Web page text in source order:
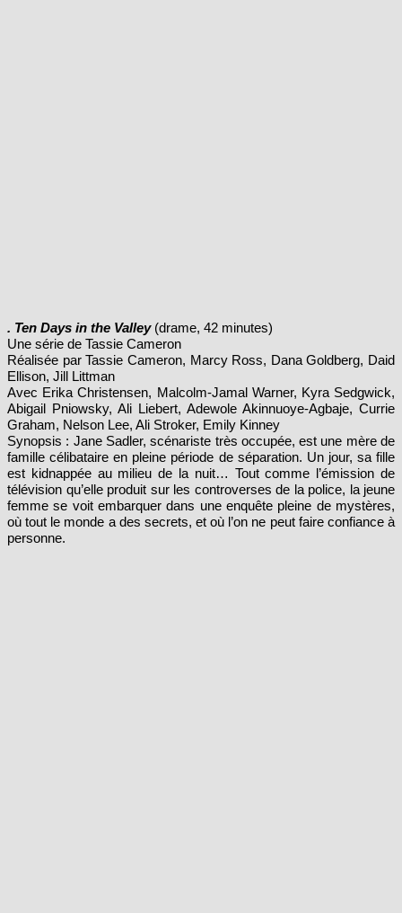
Une série de Tassie Cameron
Réalisée par Tassie Cameron, Marcy Ross, Dana Goldberg, Daid
Ellison, Jill Littman
Avec Erika Christensen, Malcolm-Jamal Warner, Kyra Sedgwick,
Abigail Pniowsky, Ali Liebert, Adewole Akinnuoye-Agbaje, Currie
Graham, Nelson Lee, Ali Stroker, Emily Kinney
Synopsis : Jane Sadler, scénariste très occupée, est une mère de
famille célibataire en pleine période de séparation. Un jour, sa fille
est kidnappée au milieu de la nuit… Tout comme l’émission de
télévision qu’elle produit sur les controverses de la police, la jeune
femme se voit embarquer dans une enquête pleine de mystères,
où tout le monde a des secrets, et où l’on ne peut faire confiance à
personne.